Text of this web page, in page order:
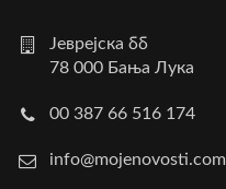
Јеврејска бб
78 000 Бања Лука
00 387 66 516 174
info@mojenovosti.com